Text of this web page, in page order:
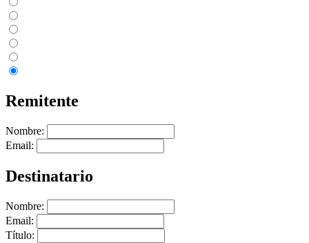
Remitente
Nombre:
Email:
Destinatario
Nombre:
Email:
Título: